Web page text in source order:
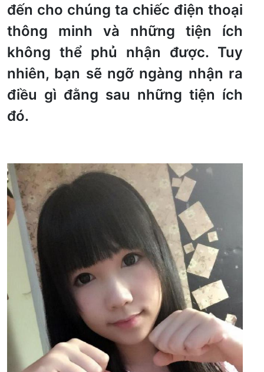
đến cho chúng ta chiếc điện thoại
thông minh và những tiện ích
không thể phủ nhận được. Tuy
nhiên, bạn sẽ ngỡ ngàng nhận ra
điều gì đằng sau những tiện ích
đó.